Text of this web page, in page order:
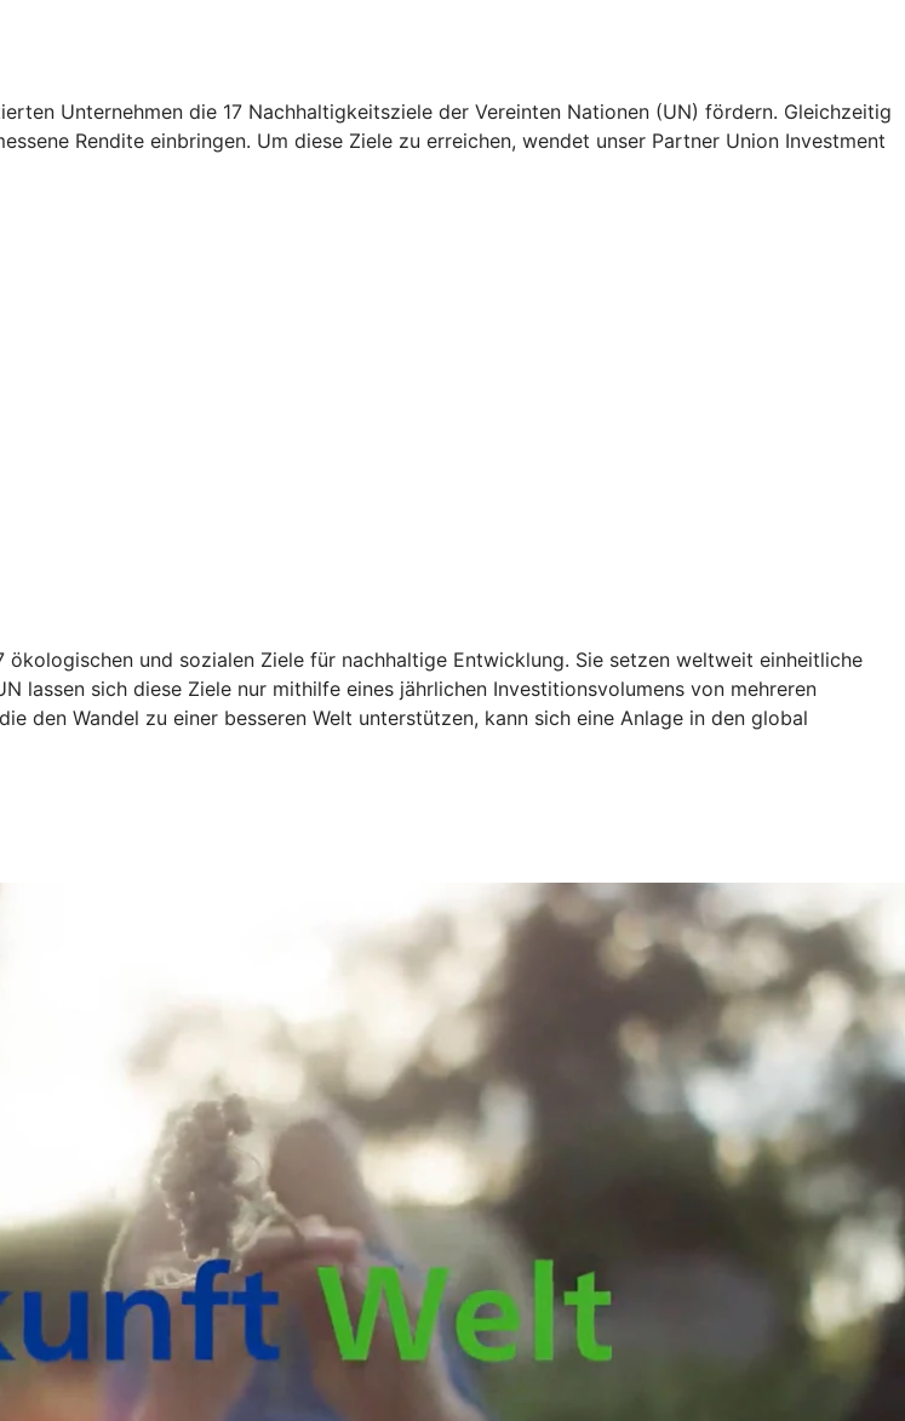
Unternehmen die 17 Nachhaltigkeitsziele der Vereinten Nationen (UN) fördern. Gleichzeitig
Rendite einbringen. Um diese Ziele zu erreichen, wendet unser Partner Union Investment
und sozialen Ziele für nachhaltige Entwicklung. Sie setzen weltweit einheitliche
lassen sich diese Ziele nur mithilfe eines jährlichen Investitionsvolumens von mehreren
den Wandel zu einer besseren Welt unterstützen, kann sich eine Anlage in den global